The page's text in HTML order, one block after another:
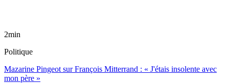
2min
Politique
Mazarine Pingeot sur François Mitterrand : « J'étais insolente avec
mon père »